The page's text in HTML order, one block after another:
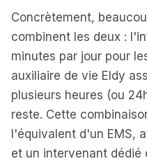
Concrètement,
combinent les deux :
minutes par jour pour
auxiliaire de vie Eldy
plusieurs heures (ou
reste. Cette
l'équivalent d'un EMS,
et un intervenant dédié